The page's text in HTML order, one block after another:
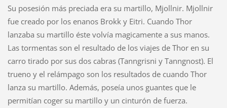
Su posesión más preciada era su martillo, Mjollnir. Mjollnir
fue creado por los enanos Brokk y Eitri. Cuando Thor
lanzaba su martillo éste volvía magicamente a sus manos.
Las tormentas son el resultado de los viajes de Thor en su
carro tirado por sus dos cabras (Tanngrisni y Tanngnost). El
trueno y el relámpago son los resultados de cuando Thor
lanza su martillo. Además, poseía unos guantes que le
permitían coger su martillo y un cinturón de fuerza.